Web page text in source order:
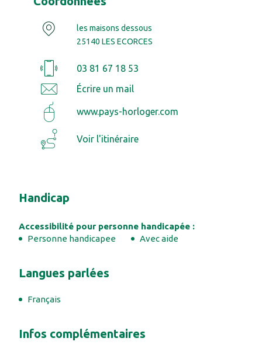
Handicap
Accessibilité pour personne handicapée :
Personne handicapee
Avec aide
Langues parlées
Français
Infos complémentaires
les maisons dessous
25140 LES ECORCES
03 81 67 18 53
Écrire un mail
www.pays-horloger.com
Voir l'itinéraire